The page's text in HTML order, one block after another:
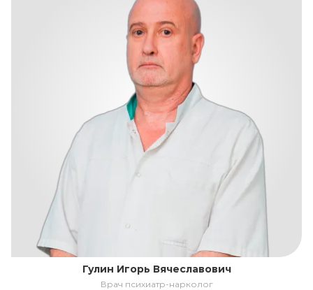
Гулин Игорь Вячеславович
Врач психиатр-нарколог